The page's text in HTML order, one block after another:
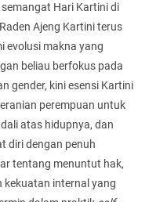
Hari Kartini di
Ajeng Kartini terus
evolusi makna yang
beliau berfokus pada
gender, kini esensi Kartini
perempuan untuk
atas hidupnya, dan
diri dengan penuh
tentang menuntut hak,
kekuatan internal yang